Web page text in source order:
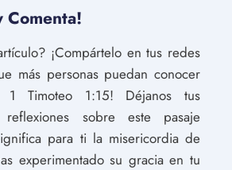
Comenta!
¡Compártelo en tus redes
más personas puedan conocer
Timoteo 1:15! Déjanos tus
sobre este pasaje
para ti la misericordia de
experimentado su gracia en tu